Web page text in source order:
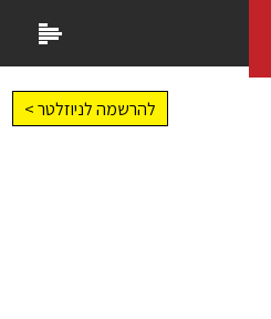
להרשמה לניוזלטר >